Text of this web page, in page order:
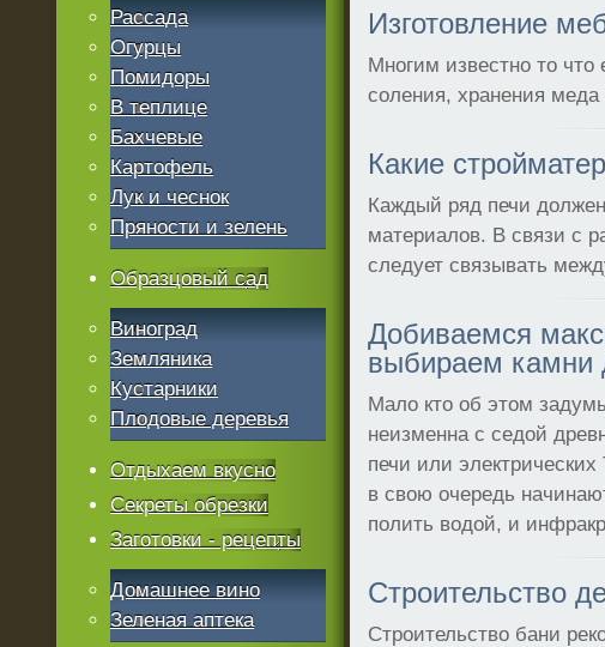
Изготовление
Многим известно то
соления, хранения
Какие
Каждый ряд печи
материалов. В связи с
следует связывать
Добиваемся
выбираем камни
Мало кто об этом
неизменна с седой
печи или
в свою очередь
полить водой, и
Строительство
Строительство бани
Рассада
Огурцы
Помидоры
В теплице
Бахчевые
Картофель
Лук и чеснок
Пряности и зелень
Образцовый сад
Виноград
Земляника
Кустарники
Плодовые деревья
Отдыхаем вкусно
Секреты обрезки
Заготовки - рецепты
Домашнее вино
Зеленая аптека